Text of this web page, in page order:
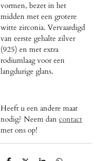
vormen, bezet in het
midden met een grotere
witte zirconia. Vervaardigd
van eerste gehalte zilver
(925) en met extra
rodiumlaag voor een
langdurige glans.
Heeft u een andere maat
nodig? Neem dan contact
met ons op!